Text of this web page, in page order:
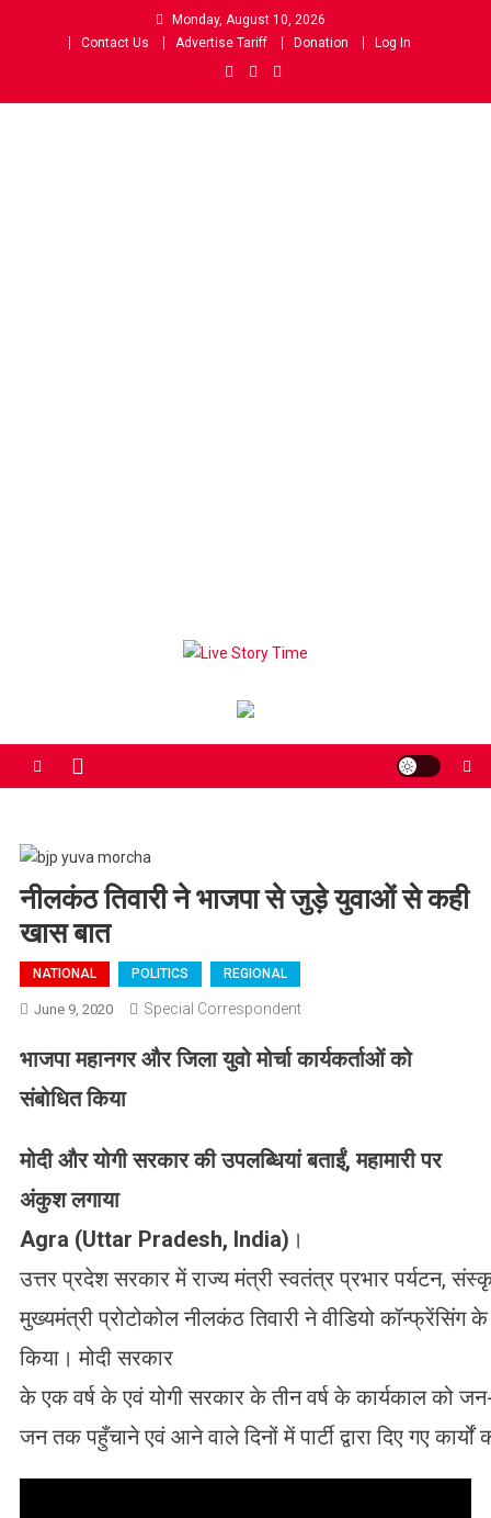
Monday, August 10, 2026
Contact Us
Advertise Tariff Donation Log In
Live Story Time
नीलकंठ तिवारी ने भाजपा से जुड़े युवाओं से कही
खास बात
NATIONAL POLITICS REGIONAL
June 9, 2020 Special Correspondent
भाजपा महानगर और जिला युवो मोर्चा कार्यकर्ताओं को
संबोधित किया
मोदी और योगी सरकार की उपलब्धियां बताईं, महामारी पर
अंकुश लगाया
Agra (Uttar Pradesh, India) ।
उत्तर प्रदेश सरकार में राज्य मंत्री स्वतंत्र प्रभार पर्यटन,
मुख्यमंत्री प्रोटोकोल नीलकंठ तिवारी ने वीडियो कॉन्फ्रेंसिंग
किया। मोदी सरकार
के एक वर्ष के एवं योगी सरकार के तीन वर्ष के कार्यकाल को
जन तक पहुँचाने एवं आने वाले दिनों में पार्टी द्वारा दिए गए